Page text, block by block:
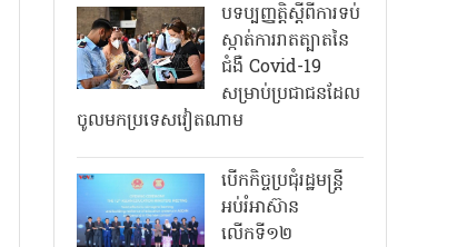
បទប្បញ្ញត្តិស្តីពីការទប់
ស្កាត់ការរាតត្បាតនៃ
ជំងឺ Covid-19
សម្រាប់ប្រជាជនដែល
ចូលមកប្រទេសវៀតណាម
បើកកិច្ចប្រជុំរដ្ឋមន្ត្រី
អប់រំអាស៊ាន
លើកទី១២